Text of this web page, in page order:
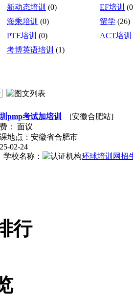
新动态培训 (0) EF培训
海乘培训 (0) 留学 (26)
PTE培训 (0)
ACT培训
考博英语培训 (1)
pmp考试加培训
[安徽合肥站]
： 面议
课地点：安徽省合肥市
02-24
学校名称：
环球培训网招
行